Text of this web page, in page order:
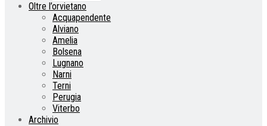
Oltre l’orvietano
Acquapendente
Alviano
Amelia
Bolsena
Lugnano
Narni
Terni
Perugia
Viterbo
Archivio